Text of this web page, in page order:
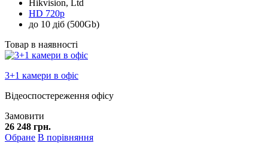
Hikvision, Ltd
HD 720p
до 10 діб (500Gb)
Товар в наявності
3+1 камери в офіс
Відеоспостереження офісу
Замовити
26 248 грн.
Обране В порівняння